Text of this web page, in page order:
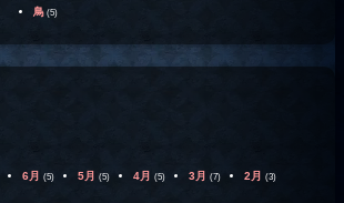
鳥 (5)
6月 (5) 5月 (5) 4月 (5) 3月 (7) 2月 (3)